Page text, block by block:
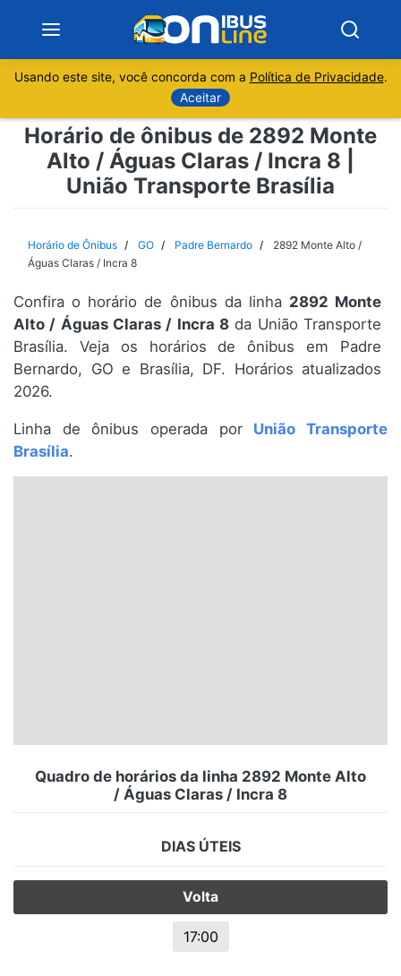
Sobre
Minas Gerais
Espírito Santo
Paraná
Santa Catarina
Usando este site, você concorda com a Política de Privacidade.
Aceitar
Horário de ônibus de 2892 Monte
Alto / Águas Claras / Incra 8 |
União Transporte Brasília
Horário de Ônibus GO Padre Bernardo
2892 Monte Alto /
Águas Claras / Incra 8
Confira o horário de ônibus da linha 2892 Monte
Alto / Águas Claras / Incra 8 da União Transporte
Brasília. Veja os horários de ônibus em Padre
Bernardo, GO e Brasília, DF. Horários atualizados
2026.
Linha de ônibus operada por União Transporte
Brasília.
Quadro de horários da linha 2892 Monte Alto
/ Águas Claras / Incra 8
DIAS ÚTEIS
Volta
17:00